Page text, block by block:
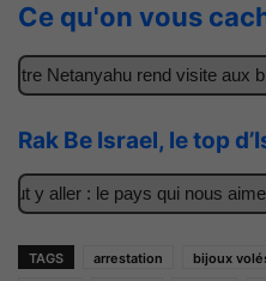
Ce qu'on vous
Netanyahu rend visite aux
Rak Be Israel, le top
aller : le pays qui nous aime
TAGS arrestation bijoux